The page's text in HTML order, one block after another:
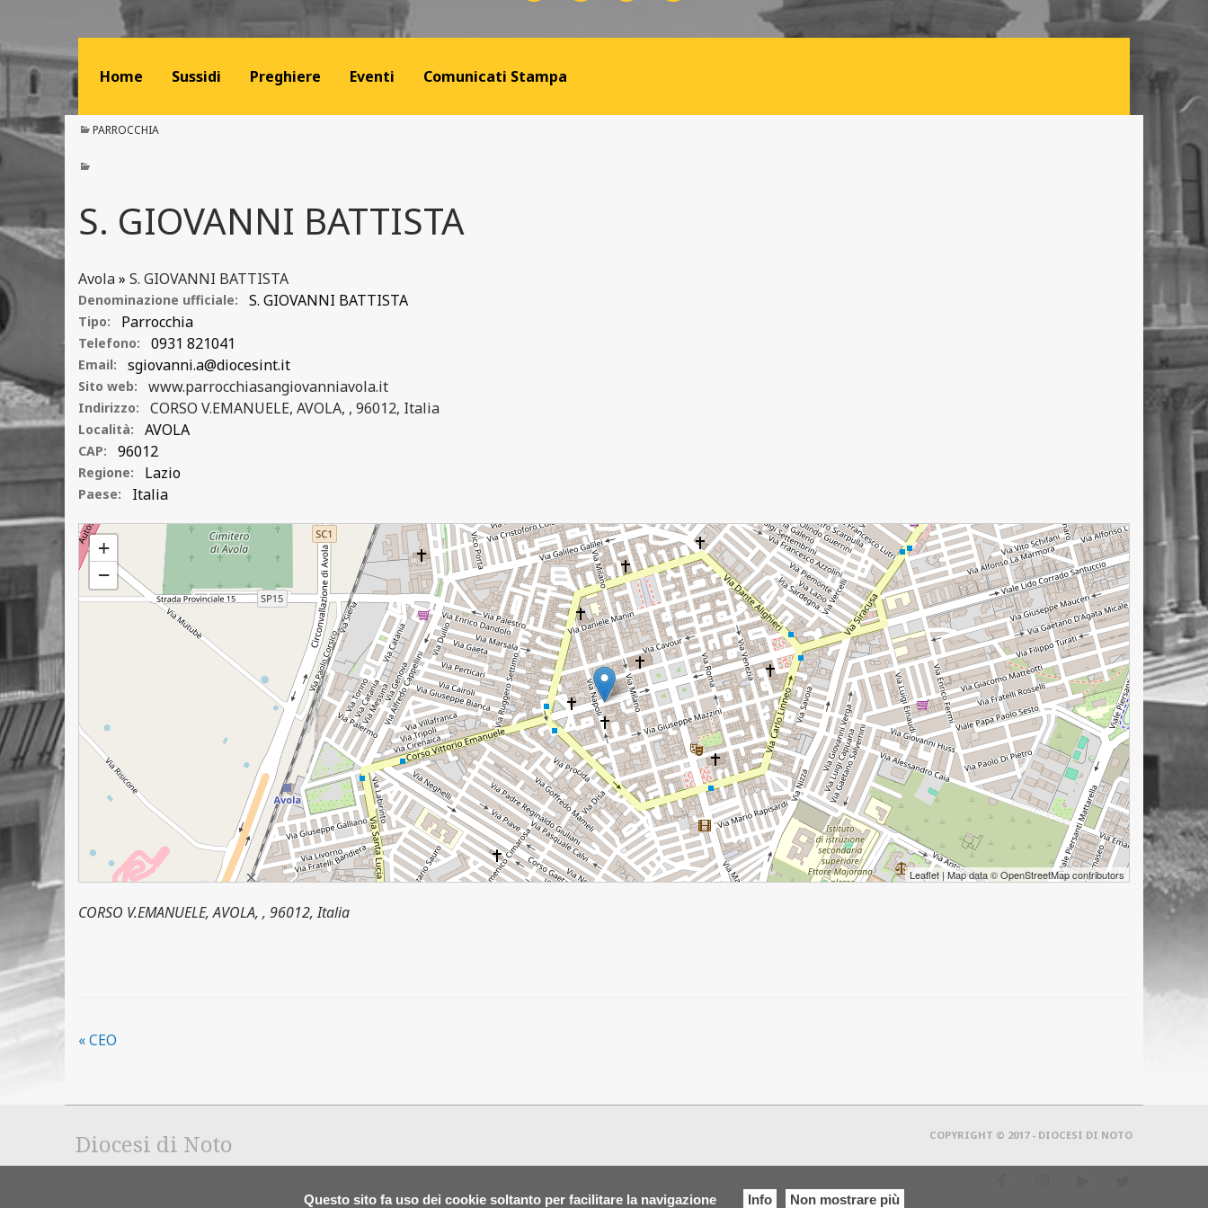
Questo sito fa uso dei cookie soltanto per facilitare la navigazione Info Non mostrare più
Home Sussidi Preghiere Eventi Comunicati Stampa
PARROCCHIA
S. GIOVANNI BATTISTA
Avola» S. GIOVANNI BATTISTA
Denominazione ufficiale: S. GIOVANNI BATTISTA
Tipo: Parrocchia
Telefono: 0931 821041
Email: sgiovanni.a@diocesint.it
Sito web: www.parrocchiasangiovanniavola.it
Indirizzo: CORSO V.EMANUELE, AVOLA, , 96012, Italia
Località: AVOLA
CAP: 96012
Regione: Lazio
Paese: Italia
S. GIOVANNI BATTISTA
+
−
Leaflet| Map data ©OpenStreetMapcontributors
CORSO V.EMANUELE, AVOLA, , 96012, Italia
«CEO
Diocesi di Noto COPYRIGHT © 2017 - DIOCESI DI NOTO